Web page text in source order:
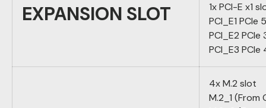
EXPANSION SLOT
1x PCI-E x1
PCI_E1
PCI_E2
PCI_E3
4x M.2 slot
M.2_1